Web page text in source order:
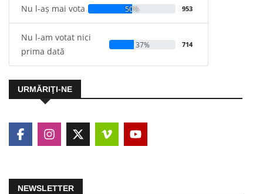
Nu l-aș mai vota 50% 953
Nu l-am votat nici
prima dată
37% 714
URMĂRIŢI-NE
NEWSLETTER